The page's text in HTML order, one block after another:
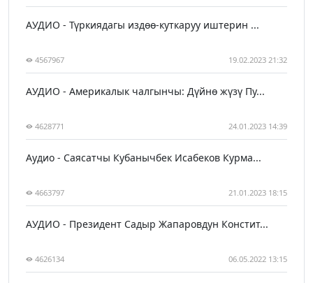
АУДИО - Түркиядагы издөө-куткаруу иштерин ...
4567967 19.02.2023 21:32
АУДИО - Америкалык чалгынчы: Дүйнө жүзү Пу...
4628771 24.01.2023 14:39
Аудио - Саясатчы Кубанычбек Исабеков Курма...
4663797 21.01.2023 18:15
АУДИО - Президент Садыр Жапаровдун Констит...
4626134 06.05.2022 13:15